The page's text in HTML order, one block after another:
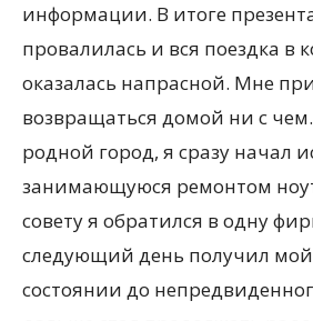
информации. В итоге
провалилась и вся поездка в
оказалась напрасной. Мне
возвращаться домой ни с
родной город, я сразу начал
занимающуюся ремонтом
совету я обратился в одну
следующий день получил мой
состоянии до